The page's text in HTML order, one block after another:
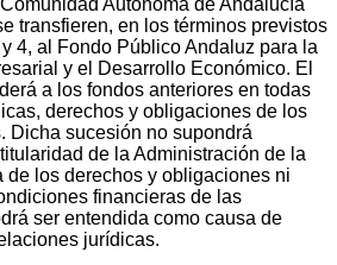
Autónoma de Andalucía
transfieren, en los términos previstos
4, al Fondo Público Andaluz para la
y el Desarrollo Económico. El
a los fondos anteriores en todas
derechos y obligaciones de los
Dicha sucesión no supondrá
de la Administración de la
de los derechos y obligaciones ni
financieras de las
ser entendida como causa de
jurídicas.